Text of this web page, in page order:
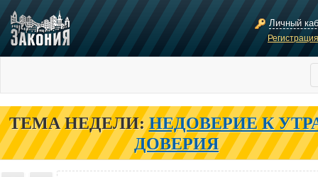
Личный
ТЕМА НЕДЕЛИ: НЕДОВЕРИЕ К
ДОВЕРИЯ